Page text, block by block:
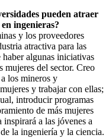
pueden atraer
ingenieras?
y los proveedores
atractiva para las
algunas iniciativas
mujeres del sector. Creo
los mineros y
y trabajar con ellas;
introducir programas
de más mujeres
a las jóvenes a
la ingeniería y la ciencia.